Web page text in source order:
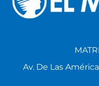
Av. De Las